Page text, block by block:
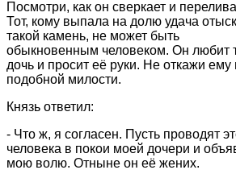
Посмотри, как он сверкает и
Тот, кому выпала на долю удача
такой камень, не может быть
обыкновенным человеком. Он любит
дочь и просит её руки. Не откажи ему
подобной милости.
Князь ответил:
- Что ж, я согласен. Пусть проводят
человека в покои моей дочери и
мою волю. Отныне он её жених.